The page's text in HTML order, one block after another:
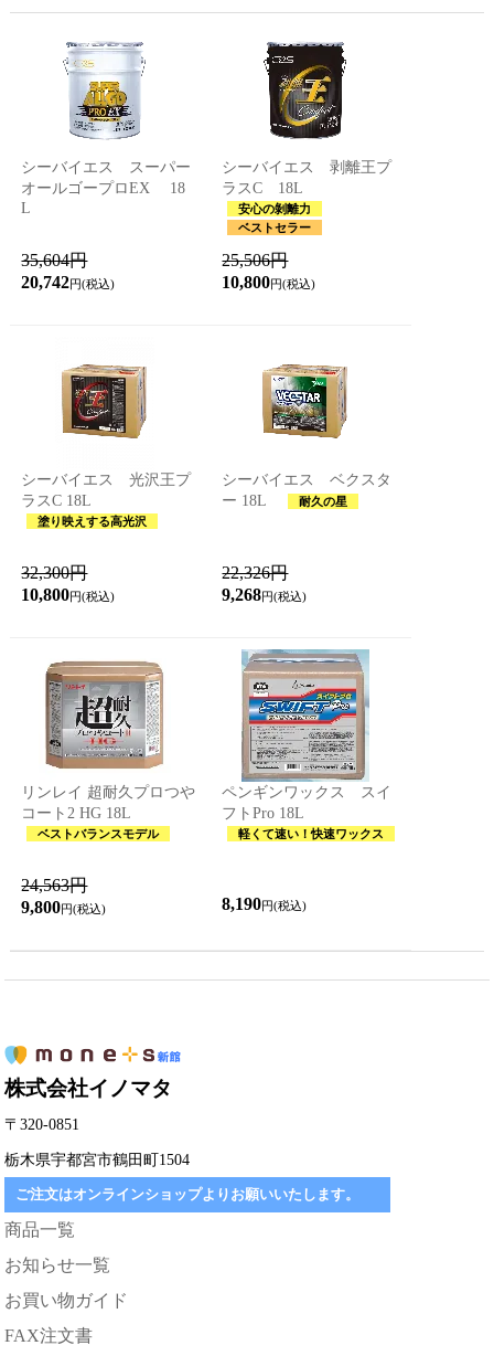
シーバイエス スーパー
オールゴープロEX 18
L
35,604円
20,742円(税込)
シーバイエス 剥離王プ
ラスC 18L
安心の剝離力
ベストセラー
25,506円
10,800円(税込)
シーバイエス 光沢王プ
ラスC 18L
塗り映えする高光沢
32,300円
10,800円(税込)
シーバイエス ベクスタ
ー 18L
耐久の星
22,326円
9,268円(税込)
リンレイ 超耐久プロつや
コート2 HG 18L
ベストバランスモデル
24,563円
9,800円(税込)
ペンギンワックス スイ
フトPro 18L
軽くて速い！快速ワックス
8,190円(税込)
株式会社イノマタ
〒320-0851
栃木県宇都宮市鶴田町1504
ご注文はオンラインショップよりお願いいたします。
商品一覧
お知らせ一覧
お買い物ガイド
FAX注文書